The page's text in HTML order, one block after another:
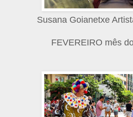
Susana Goianetxe
FEVEREIRO mês